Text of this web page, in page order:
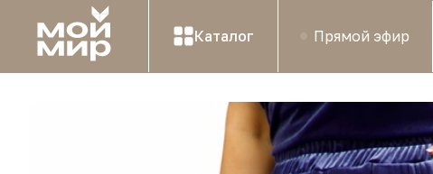
Каталог Прямой эфир